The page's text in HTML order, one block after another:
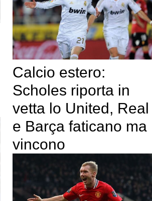
Calcio estero:
Scholes riporta in
vetta lo United, Real
e Barça faticano ma
vincono